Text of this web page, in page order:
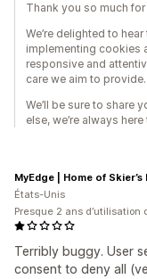
Thank you so much
We’re delighted to
implementing cookies
responsive and
care we aim to provide.
We’ll be sure to share
else, we’re always
Terribly buggy. User
consent to deny all
MyEdge | Home of
États-Unis
Presque 2 ans d’utilisation